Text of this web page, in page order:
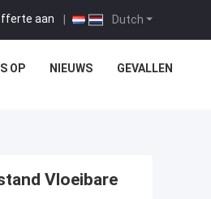
Dutch
aan |
OP NIEUWS GEVALLEN
Vloeibare